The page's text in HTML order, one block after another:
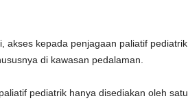
akses kepada penjagaan paliatif pediatrik
di kawasan pedalaman.
pediatrik hanya disediakan oleh satu